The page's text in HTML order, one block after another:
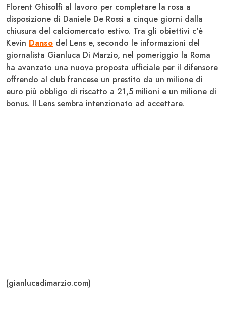
Florent Ghisolfi al lavoro per completare la rosa a
disposizione di Daniele De Rossi a cinque giorni dalla
chiusura del calciomercato estivo. Tra gli obiettivi c'è
Kevin Danso del Lens e, secondo le informazioni del
giornalista Gianluca Di Marzio, nel pomeriggio la Roma
ha avanzato una nuova proposta ufficiale per il difensore
offrendo al club francese un prestito da un milione di
euro più obbligo di riscatto a 21,5 milioni e un milione di
bonus. Il Lens sembra intenzionato ad accettare.
(gianlucadimarzio.com)